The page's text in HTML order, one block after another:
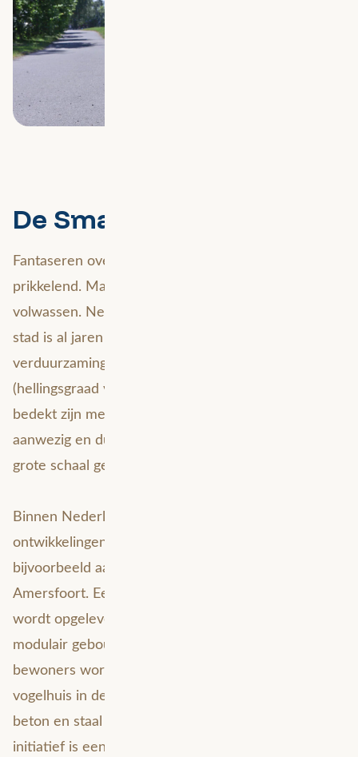
De Smart City bestaat al
Fantaseren over de smart city van de toekomst is
prikkelend. Maar: eigenlijk is het fenomeen al best
volwassen. Neem bijvoorbeeld Kopenhagen. Die
stad is al jaren lang super innovatief op gebied van
verduurzaming. Alle nieuwe platte daken
(hellingsgraad van minder dan 30 graden) moeten
bedekt zijn met vegetatie, urban gardens zijn alom
aanwezig en duurzame energie wordt er op hele
grote schaal gebruikt.
Binnen Nederland zijn er ook genoeg
ontwikkelingen gaande op dit vlak. Denk
bijvoorbeeld aan de wijk Common Woods in
Amersfoort. Een boswijk die volgend jaar definitief
wordt opgeleverd en die bestaat uit circulair en
modulair gebouwde huizen. De toekomstige
bewoners worden er omgeven door groen, een
vogelhuis in de gevel is normaal, en het gebruik van
beton en staal is uit den boze tijdens de bouw. Dit
initiatief is een grote stap in de richting van de